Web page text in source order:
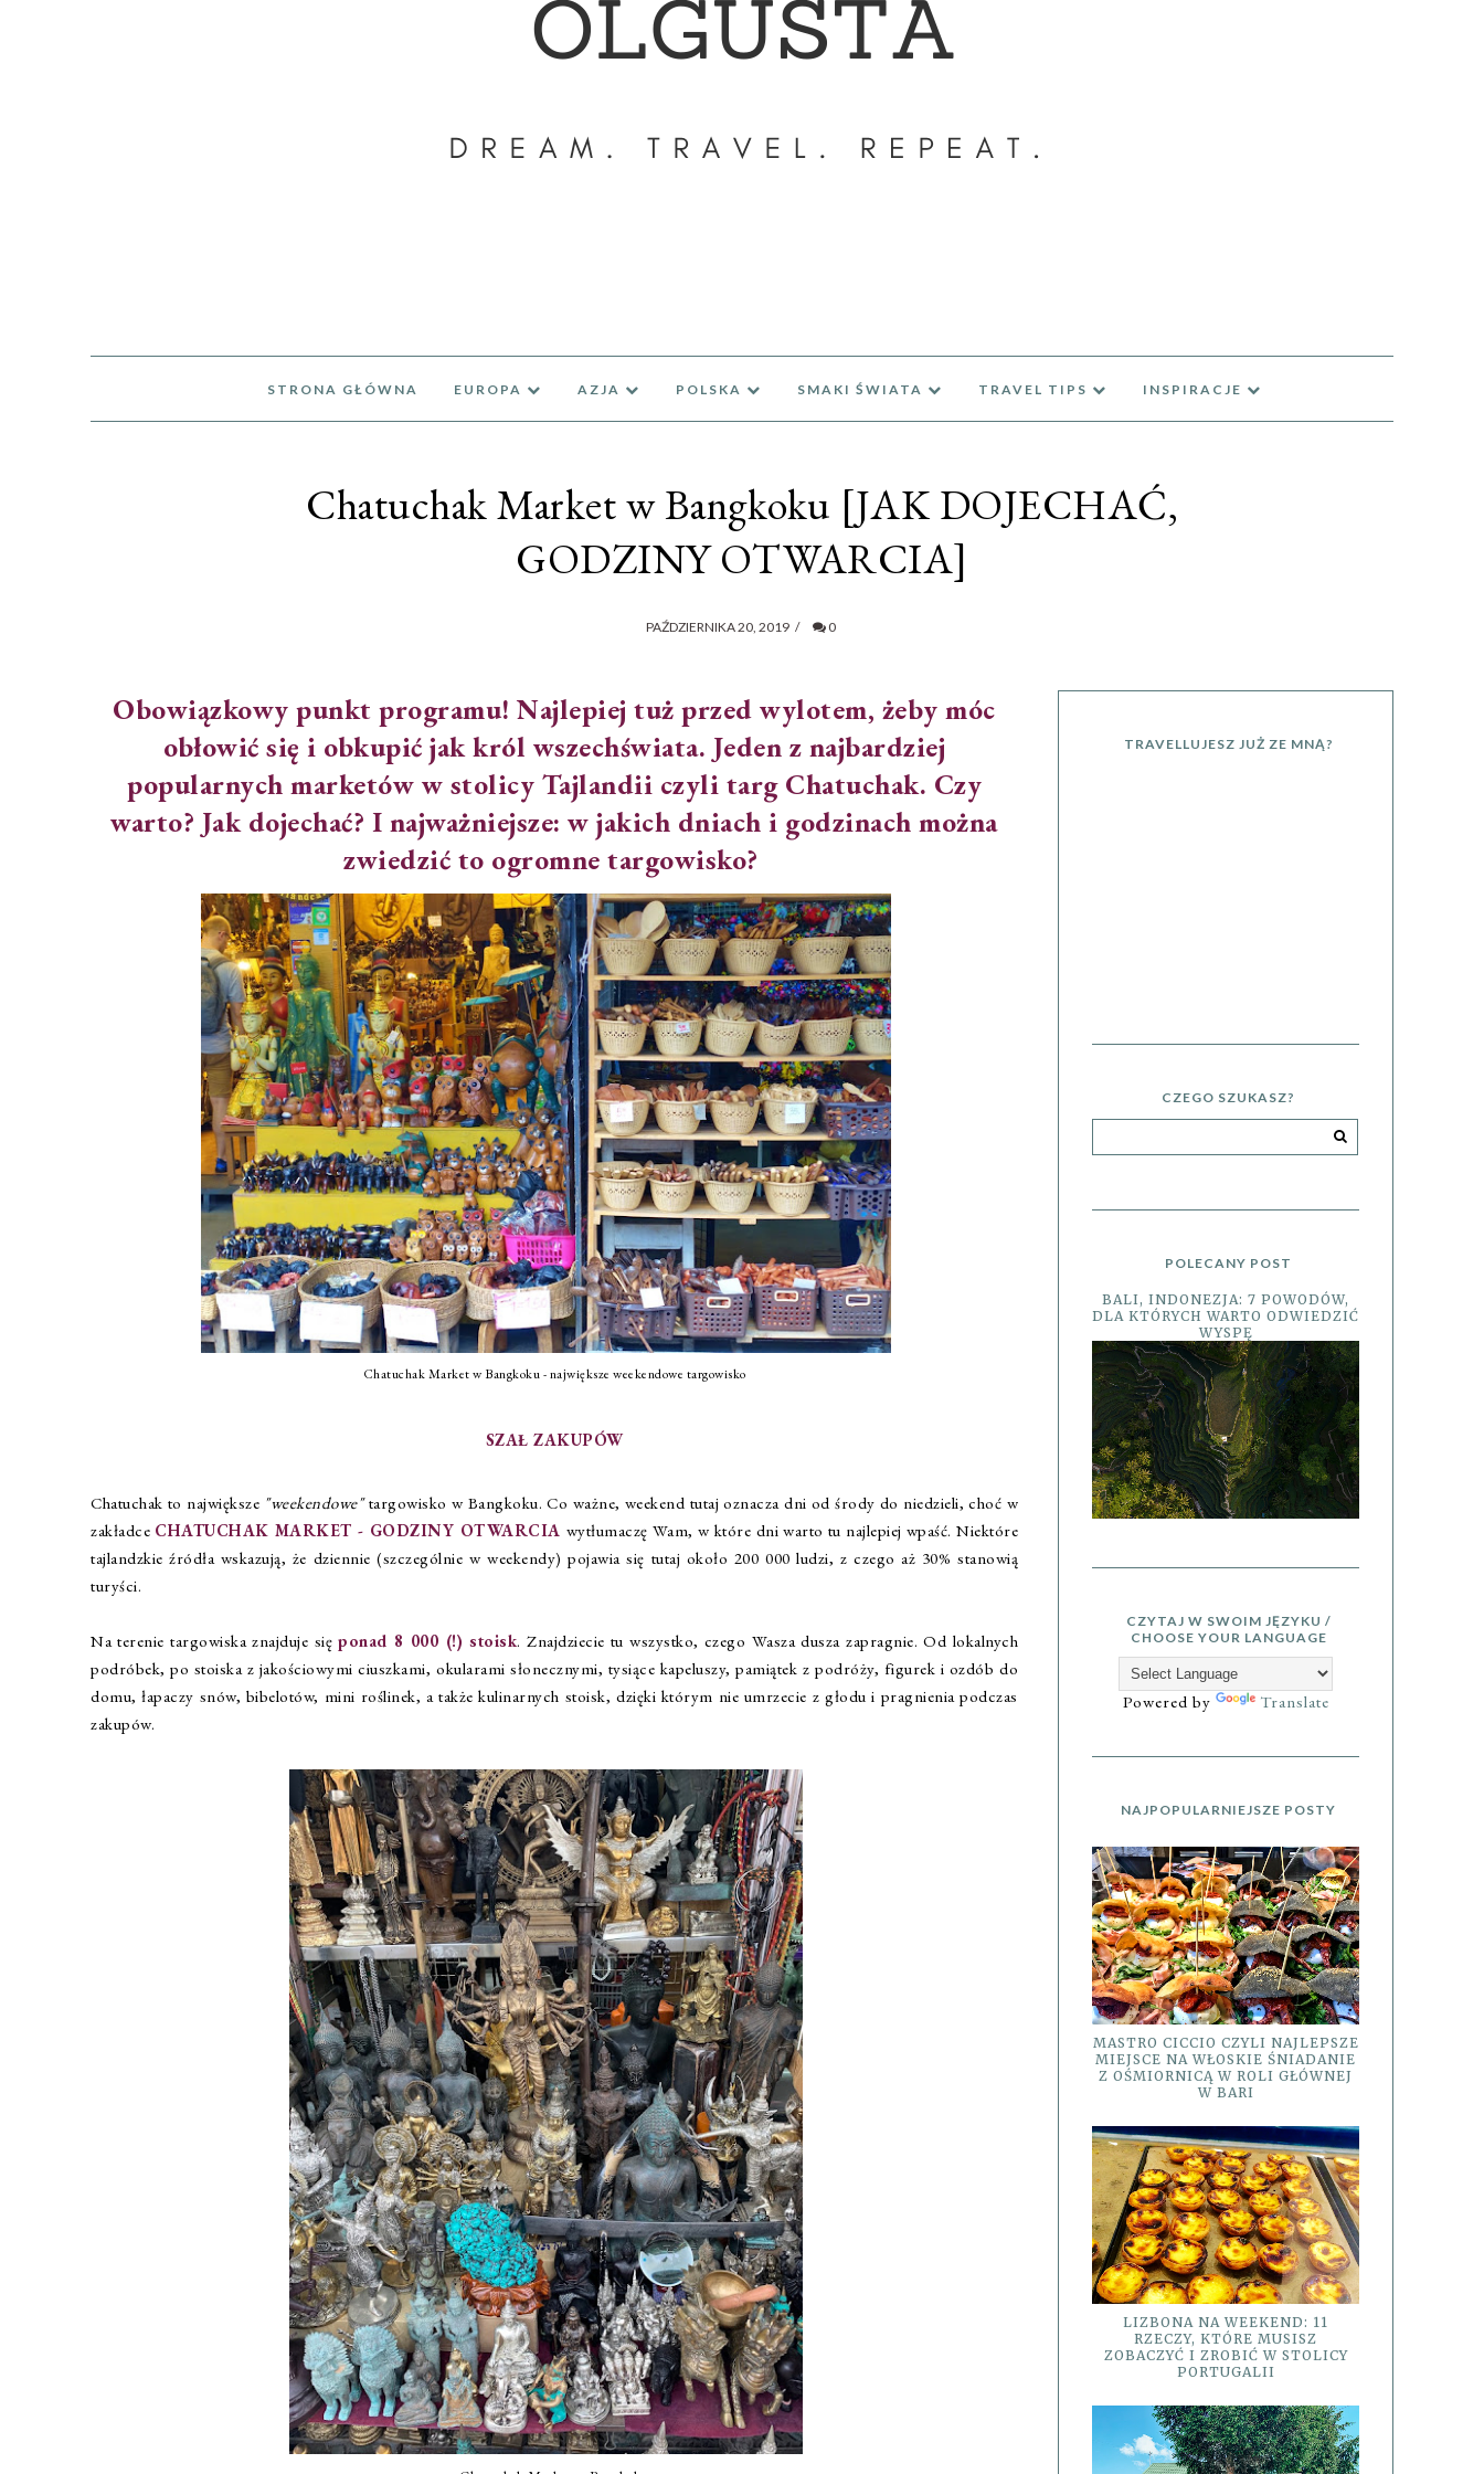
STRONA GŁÓWNA EUROPA AZJA POLSKA SMAKI ŚWIATA TRAVEL TIPS INSPIRACJE
Chatuchak Market w Bangkoku [JAK DOJECHAĆ,
GODZINY OTWARCIA]
PAŹDZIERNIKA 20, 2019 / 0
Obowiązkowy punkt programu! Najlepiej tuż przed wylotem, żeby móc
obłowić się i obkupić jak król wszechświata. Jeden z najbardziej
popularnych marketów w stolicy Tajlandii czyli targ Chatuchak. Czy
warto? Jak dojechać? I najważniejsze: w jakich dniach i godzinach można
zwiedzić to ogromne targowisko?
Chatuchak Market w Bangkoku - największe weekendowe targowisko
SZAŁ ZAKUPÓW
Chatuchak to największe "weekendowe"targowisko w Bangkoku. Co ważne, weekend tutaj oznacza dni od środy do niedzieli, choć w
zakładce CHATUCHAK MARKET - GODZINY OTWARCIA wytłumaczę Wam, w które dni warto tu najlepiej wpaść. Niektóre
tajlandzkie źródła wskazują, że dziennie (szczególnie w weekendy) pojawia się tutaj około 200 000 ludzi, z czego aż 30% stanowią
turyści.
Na terenie targowiska znajduje sięponad 8 000 (!) stoisk. Znajdziecie tu wszystko, czego Wasza dusza zapragnie. Od lokalnych
podróbek, po stoiska z jakościowymi ciuszkami, okularami słonecznymi, tysiące kapeluszy, pamiątek z podróży, figurek i ozdób do
domu, łapaczy snów, bibelotów, mini roślinek, a także kulinarnych stoisk, dzięki którym nie umrzecie z głodu i pragnienia podczas
zakupów.
TRAVELLUJESZ JUŻ ZE MNĄ?
CZEGO SZUKASZ?
POLECANY POST
BALI, INDONEZJA: 7 POWODÓW,
DLA KTÓRYCH WARTO ODWIEDZIĆ
WYSPĘ
CZYTAJ W SWOIM JĘZYKU /
CHOOSE YOUR LANGUAGE
Powered by Translate
NAJPOPULARNIEJSZE POSTY
MASTRO CICCIO CZYLI NAJLEPSZE
MIEJSCE NA WŁOSKIE ŚNIADANIE
Z OŚMIORNICĄ W ROLI GŁÓWNEJ
W BARI
LIZBONA NA WEEKEND: 11
RZECZY, KTÓRE MUSISZ
ZOBACZYĆ I ZROBIĆ W STOLICY
PORTUGALII